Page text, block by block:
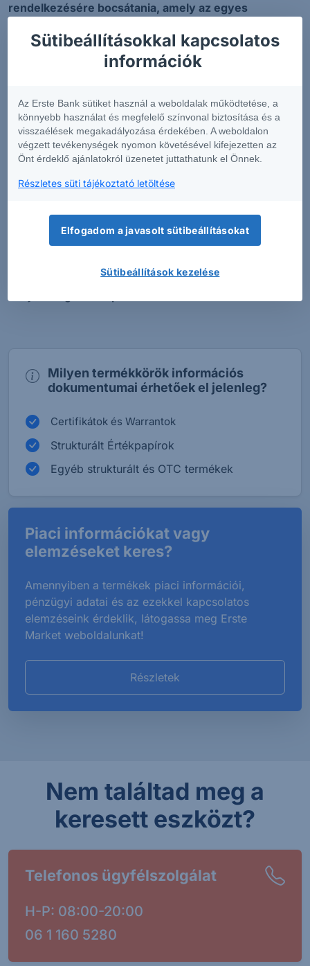
rendelkezésére bocsátania, amely az egyes
információk rövid összefoglalását tartalmazza.
Annak érdekében, hogy Önök könnyen
csomagtermékeket, a szolgáltatók egységes formában
készítik el az előbb említett dokumentumot.
Az Európai Unió pénzügyi piacain elérhető pénzügyi
termékek igen magas száma miatt a fenti kereső
alkalmazáson túl figyelmébe ajánljuk az adott
kereső funkcióját is.Kérjük tisztelt Ügyfeleinket, hogy
a csak angol nyelven elérhető KID-el rendelkező
termékekben csak akkor kössenek tranzakciót,
mértékben tájékozottak az adott termék
Milyen termékkörök információs
dokumentumai érhetőek el jelenleg?
Certifikátok és Warrantok
Strukturált Értékpapírok
Egyéb strukturált és OTC termékek
Piaci információkat vagy
elemzéseket keres?
Amennyiben a termékek piaci információi,
pénzügyi adatai és az ezekkel kapcsolatos
elemzéseink érdeklik, látogassa meg Erste
Market weboldalunkat!
Részletek
Nem találtad meg a
keresett eszközt?
Telefonos ügyfélszolgálat
H-P: 08:00-20:00
06 1 160 5280
Sütibeállításokkal kapcsolatos
információk
Az Erste Bank sütiket használ a weboldalak működtetése, a
könnyebb használat és megfelelő színvonal biztosítása és a
visszaélések megakadályozása érdekében. A weboldalon
végzett tevékenységek nyomon követésével kifejezetten az
Önt érdeklő ajánlatokról üzenetet juttathatunk el Önnek.
Részletes süti tájékoztató letöltése
Elfogadom a javasolt sütibeállításokat
Sütibeállítások kezelése